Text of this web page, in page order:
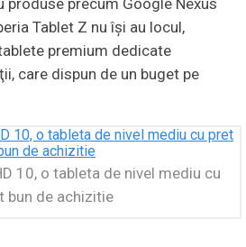
Tablet Z nu îşi au locul,
premium dedicate
care dispun de un buget pe
10, o tableta de nivel mediu cu
bun de achizitie